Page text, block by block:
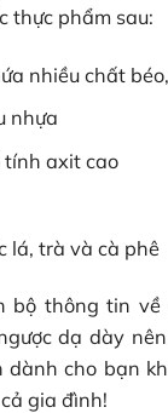
thực phẩm sau:
nhiều chất
nhựa
tính axit cao
lá, trà và cà phê
bộ thông tin về
dạ dày
cho bạn
gia đình!